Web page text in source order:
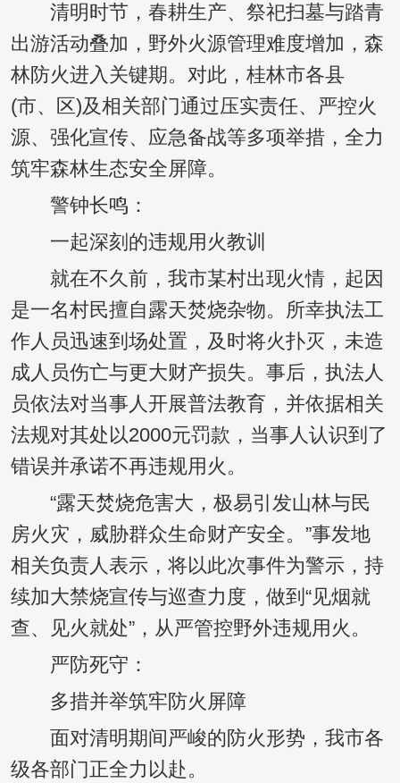
清明时节，春耕生产、祭祀扫墓与踏青
出游活动叠加，野外火源管理难度增加，森
林防火进入关键期。对此，桂林市各县
(市、区)及相关部门通过压实责任、严控火
源、强化宣传、应急备战等多项举措，全力
筑牢森林生态安全屏障。
警钟长鸣：
一起深刻的违规用火教训
就在不久前，我市某村出现火情，起因
是一名村民擅自露天焚烧杂物。所幸执法工
作人员迅速到场处置，及时将火扑灭，未造
成人员伤亡与更大财产损失。事后，执法人
员依法对当事人开展普法教育，并依据相关
法规对其处以2000元罚款，当事人认识到了
错误并承诺不再违规用火。
“露天焚烧危害大，极易引发山林与民
房火灾，威胁群众生命财产安全。”事发地
相关负责人表示，将以此次事件为警示，持
续加大禁烧宣传与巡查力度，做到“见烟就
查、见火就处”，从严管控野外违规用火。
严防死守：
多措并举筑牢防火屏障
面对清明期间严峻的防火形势，我市各
级各部门正全力以赴。